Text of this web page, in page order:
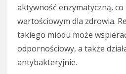
aktywność enzymatyczną,
wartościowym dla zdrowia.
takiego miodu może
odpornościowy, a także
antybakteryjnie.